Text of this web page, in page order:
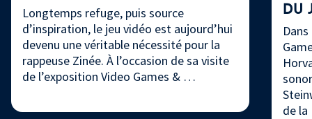
Longtemps refuge, puis source
d’inspiration, le jeu vidéo est aujourd’hui
devenu une véritable nécessité pour la
rappeuse Zinée. À l’occasion de sa visite
de l’exposition Video Games & …
DU
de